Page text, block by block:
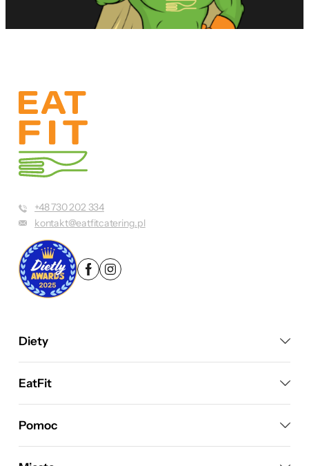
+48 730 202 334
kontakt@eatfitcatering.pl
Diety
EatFit
Pomoc